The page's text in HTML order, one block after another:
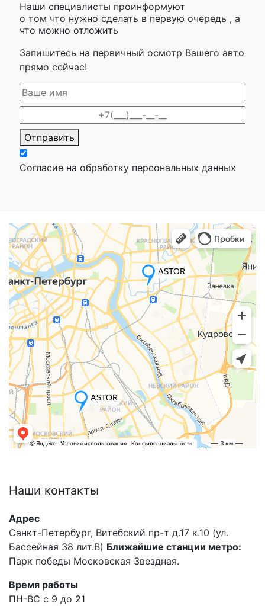
Наши специалисты проинформуют
о том что нужно сделать в первую очередь , а
что можно отложить
Запишитесь на первичный осмотр Вашего авто
прямо сейчас!
Отправить
Согласие на обработку персональных данных
Наши контакты
Адрес
Санкт-Петербург, Витебский пр-т д.17 к.10 (ул.
Бассейная 38 лит.В) Ближайшие станции метро:
Парк победы Московская Звездная.
Время работы
ПН-ВС с 9 до 21